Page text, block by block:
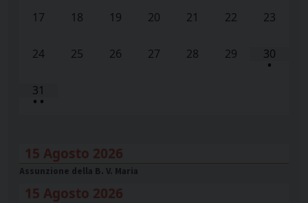
17 18 19 20 21 22 23
24 25 26 27 28 29 30
•
31
• •
15 Agosto 2026
Assunzione della B. V. Maria
15 Agosto 2026